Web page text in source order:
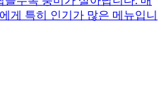
게 특히 인기가 많은 메뉴입니